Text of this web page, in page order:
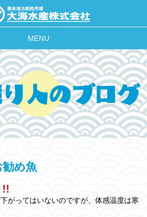
MENU
め魚
がってはいないのですが、体感温度は寒